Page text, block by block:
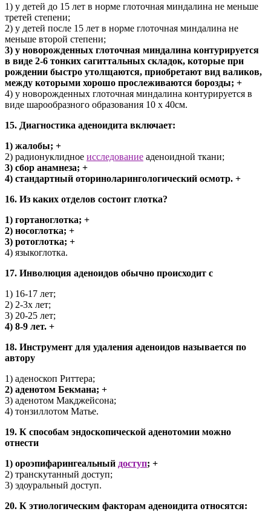
1) у детей до 15 лет в норме глоточная миндалина не меньше
третей степени;
2) у детей после 15 лет в норме глоточная миндалина не
меньше второй степени;
3) у новорожденных глоточная миндалина контурируется
в виде 2-6 тонких сагиттальных складок, которые при
рождении быстро утолщаются, приобретают вид валиков,
между которыми хорошо прослеживаются борозды; +
4) у новорожденных глоточная миндалина контурируется в
виде шарообразного образования 10 х 40см.
15. Диагностика аденоидита включает:
1) жалобы; +
2) радионуклидное исследование аденоидной ткани;
3) сбор анамнеза; +
4) стандартный оториноларингологический осмотр. +
16. Из каких отделов состоит глотка?
1) гортаноглотка; +
2) носоглотка; +
3) ротоглотка; +
4) языкоглотка.
17. Инволюция аденоидов обычно происходит с
1) 16-17 лет;
2) 2-3х лет;
3) 20-25 лет;
4) 8-9 лет. +
18. Инструмент для удаления аденоидов называется по
автору
1) аденоскоп Риттера;
2) аденотом Бекмана; +
3) аденотом Макджейсона;
4) тонзиллотом Матье.
19. К способам эндоскопической аденотомии можно
отнести
1) ороэпифарингеальный доступ; +
2) транскутанный доступ;
3) эдоуральный доступ.
20. К этиологическим факторам аденоидита относятся: